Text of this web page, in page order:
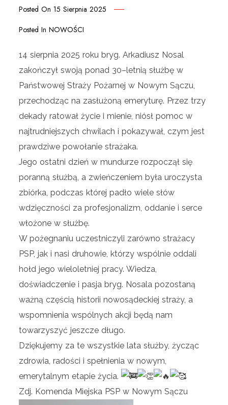
Posted On15 Sierpnia 2025
Posted InNOWOŚCI
14 sierpnia 2025 roku bryg. Arkadiusz Nosal
zakończył swoją ponad 30–letnią służbę w
Państwowej Straży Pożarnej w Nowym Sączu,
przechodząc na zasłużoną emeryturę. Przez trzy
dekady ratował życie i mienie, niósł pomoc w
najtrudniejszych chwilach i pokazywał, czym jest
prawdziwe powołanie strażaka.
Jego ostatni dzień w mundurze rozpoczął się
poranną służbą, a zwieńczeniem była uroczysta
zbiórka, podczas której padło wiele słów
wdzięczności za profesjonalizm, oddanie i serce
włożone w służbę.
W pożegnaniu uczestniczyli zarówno strażacy
PSP, jak i nasi druhowie, którzy wspólnie oddali
hołd jego wieloletniej pracy. Wiedza,
doświadczenie i pasja bryg. Nosala pozostaną
ważną częścią historii nowosądeckiej straży, a
wspomnienia wspólnych akcji będą nam
towarzyszyć jeszcze długo.
Dziękujemy za te wszystkie lata służby, życząc
zdrowia, radości i spełnienia w nowym,
emerytalnym etapie życia.
Zdj. Komenda Miejska PSP w Nowym Sączu